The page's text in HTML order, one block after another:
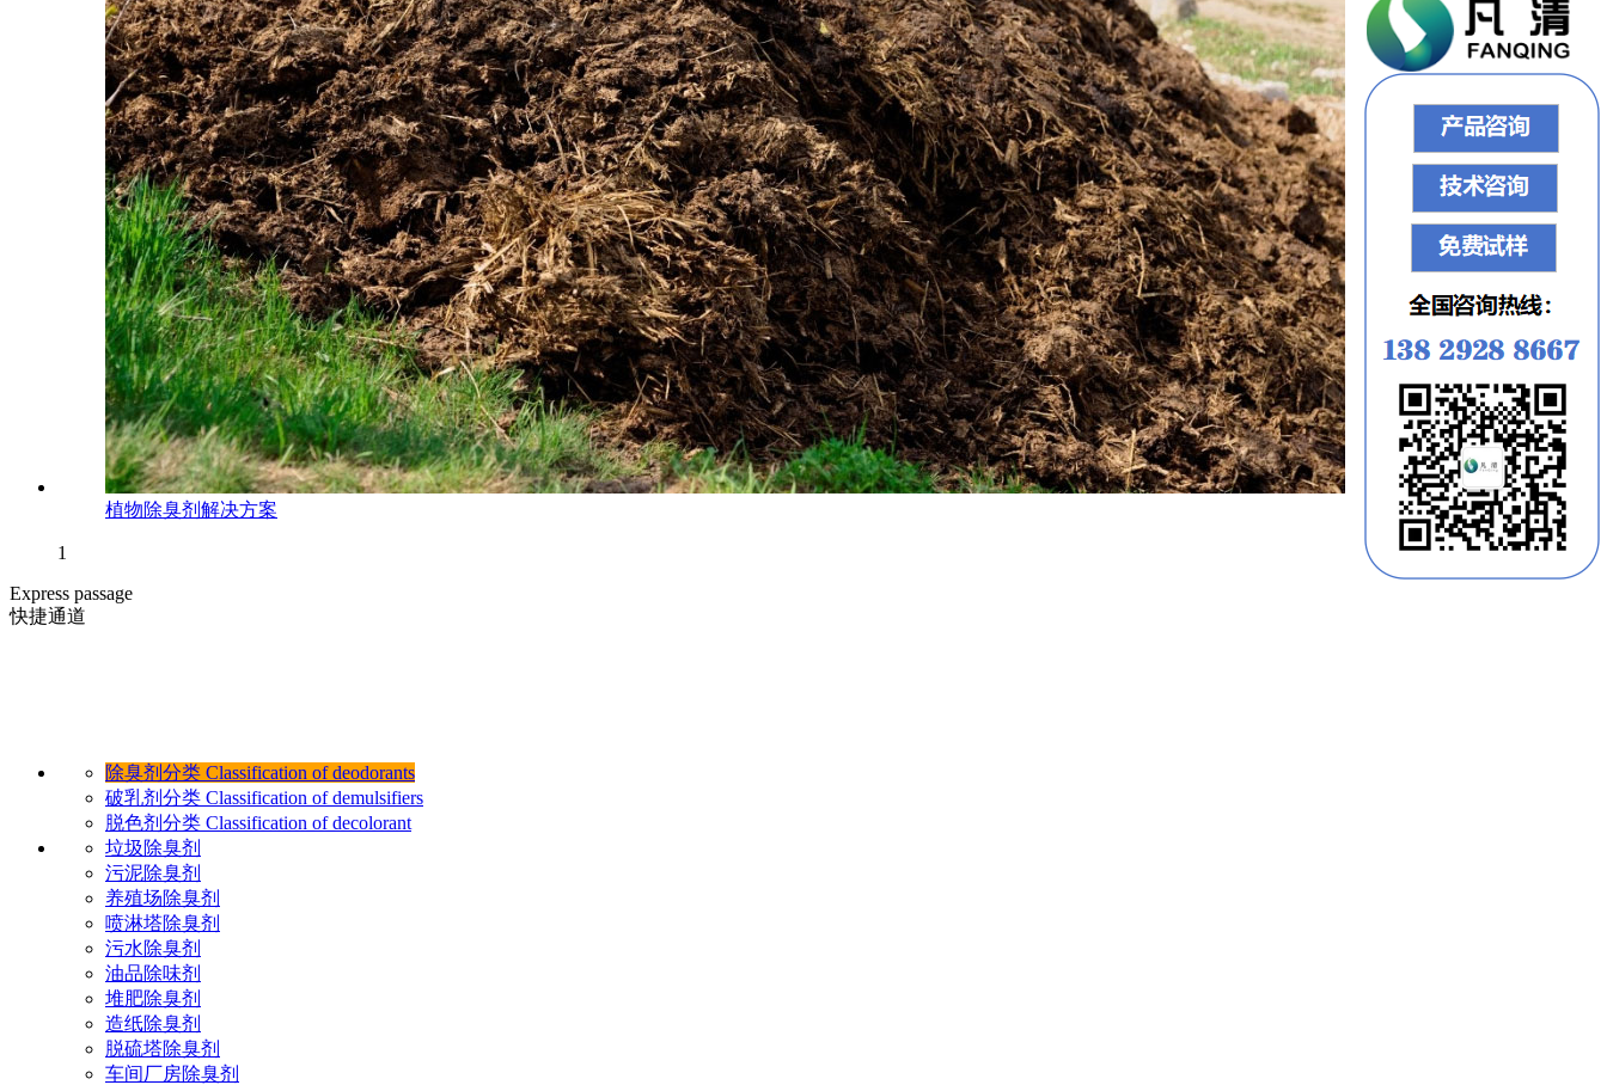
植物除臭剂解决方案
1
Express passage
快捷通道
除臭剂分类 Classification of deodorants
破乳剂分类 Classification of demulsifiers
脱色剂分类 Classification of decolorant
垃圾除臭剂
污泥除臭剂
养殖场除臭剂
喷淋塔除臭剂
污水除臭剂
油品除味剂
堆肥除臭剂
造纸除臭剂
脱硫塔除臭剂
车间厂房除臭剂